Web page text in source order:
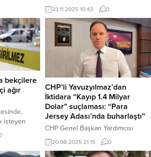
seçilen
Haber
ve
olarak
tebrik
Gelecek
serinliğe bırakıyor. Meteoroloji
Genel Müdürlüğü’nün tahminlerine
göre, Pazartesi gününden itibaren
sıcaklıklar kuzey, iç ve batı
kesimlerde 4 ila 8 derece azalacak.
Yeni haftada yurdun büyük
bölümünde yağışlı hava hakim
olacak. Haber Merkezi –
Meteoroloji Genel Müdürlüğü’nden
yapılan son değerlendirmelere
göre, önümüzdeki hafta hava...
23.11.2025 10:43 0
bekçilere
ağır
isteyen
bekçi ağır
CHP’li Yavuzyılmaz’dan
İktidara “Kayıp 1.4 Milyar
Dolar” suçlaması: “Para
Jersey Adası’nda buharlaştı”
CHP Genel Başkan Yardımcısı
Deniz Yavuzyılmaz, AK Parti
hükümetinin 2014-2018 yılları
20.08.2025 21:15 0